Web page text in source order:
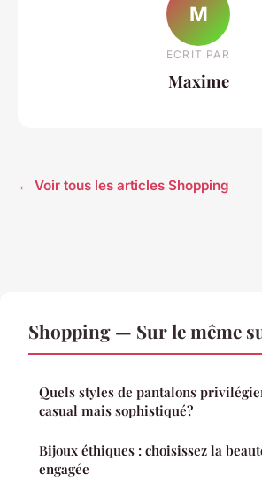
M
ECRIT PAR
Maxime
← Voir tous les articles Shopping
Shopping — Sur le même
Quels styles de pantalons
casual mais sophistiqué?
Bijoux éthiques : choisissez la
engagée